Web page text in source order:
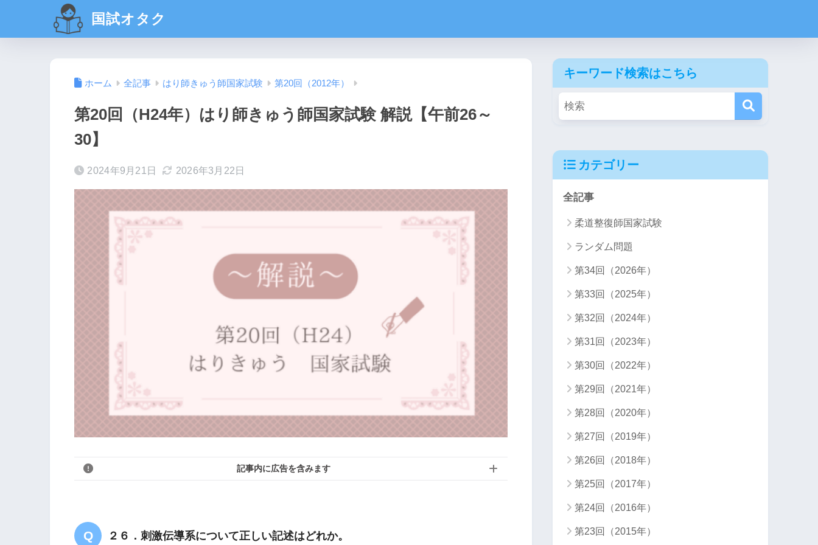
国試オタク
ホーム 全記事 はり師きゅう師国家試験 第20回（2012年）
第20回（H24年）はり師きゅう師国家試験 解説【午前26～
30】
2024年9月21日 2026年3月22日
記事内に広告を含みます
２６．刺激伝導系について正しい記述はどれか。
キーワード検索はこちら
カテゴリー
全記事
柔道整復師国家試験
ランダム問題
第34回（2026年）
第33回（2025年）
第32回（2024年）
第31回（2023年）
第30回（2022年）
第29回（2021年）
第28回（2020年）
第27回（2019年）
第26回（2018年）
第25回（2017年）
第24回（2016年）
第23回（2015年）